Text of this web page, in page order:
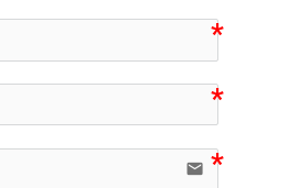
icon-
icon-
email